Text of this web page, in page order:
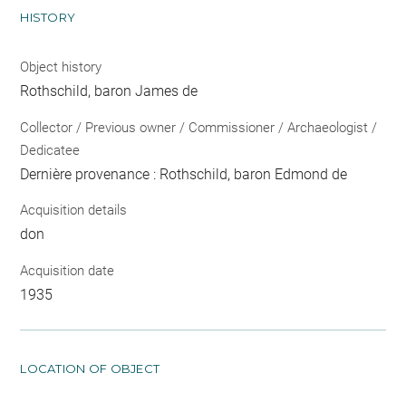
HISTORY
Object history
Rothschild, baron James de
Collector / Previous owner / Commissioner / Archaeologist /
Dedicatee
Dernière provenance : Rothschild, baron Edmond de
Acquisition details
don
Acquisition date
1935
LOCATION OF OBJECT